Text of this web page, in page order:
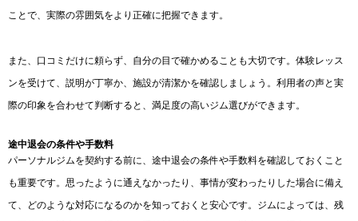
ことで、実際の雰囲気をより正確に把握できます。
また、口コミだけに頼らず、自分の目で確かめることも大切です。体験レッス
ンを受けて、説明が丁寧か、施設が清潔かを確認しましょう。利用者の声と実
際の印象を合わせて判断すると、満足度の高いジム選びができます。
途中退会の条件や手数料
パーソナルジムを契約する前に、途中退会の条件や手数料を確認しておくこと
も重要です。思ったように通えなかったり、事情が変わったりした場合に備え
て、どのような対応になるのかを知っておくと安心です。ジムによっては、残